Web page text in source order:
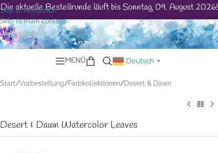
Skip to navigation
Skip to main content
Die aktuelle Bestellrunde läuft bis Sonntag, 09. August 2026!
MENÜ Deutsch ▼
Start/Vorbestellung/Farbkollektionen/Desert & Dawn
Desert & Dawn Watercolor Leaves